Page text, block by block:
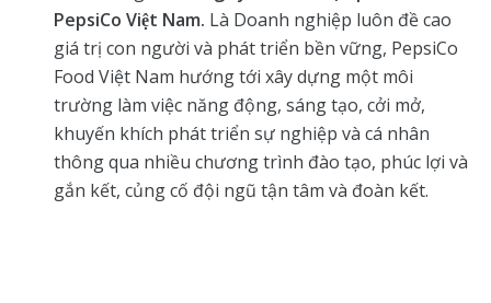
PepsiCo Việt Nam. Là Doanh nghiệp luôn đề cao
giá trị con người và phát triển bền vững, PepsiCo
Food Việt Nam hướng tới xây dựng một môi
trường làm việc năng động, sáng tạo, cởi mở,
khuyến khích phát triển sự nghiệp và cá nhân
thông qua nhiều chương trình đào tạo, phúc lợi và
gắn kết, củng cố đội ngũ tận tâm và đoàn kết.